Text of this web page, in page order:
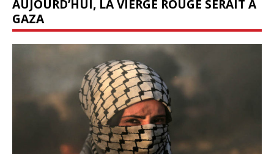
AUJOURD’HUI, LA VIERGE ROUGE SERAIT À
GAZA